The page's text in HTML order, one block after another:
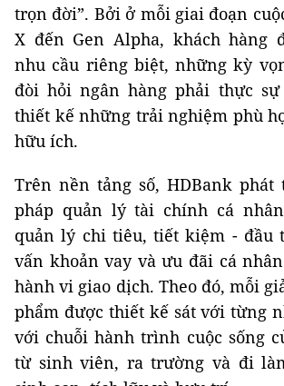
trọn đời”. Bởi ở mỗi giai đoạn
X đến Gen Alpha, khách hàng
nhu cầu riêng biệt, những kỳ
đòi hỏi ngân hàng phải thực
thiết kế những trải nghiệm phù
hữu ích.
Trên nền tảng số, HDBank
pháp quản lý tài chính cá
quản lý chi tiêu, tiết kiệm - đầu
vấn khoản vay và ưu đãi cá
hành vi giao dịch. Theo đó, mỗi
phẩm được thiết kế sát với từng
với chuỗi hành trình cuộc sống
từ sinh viên, ra trường và đi